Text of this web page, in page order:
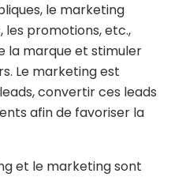
le marketing
les promotions, etc.,
la marque et stimuler
Le marketing est
convertir ces leads
afin de favoriser la
et le marketing sont